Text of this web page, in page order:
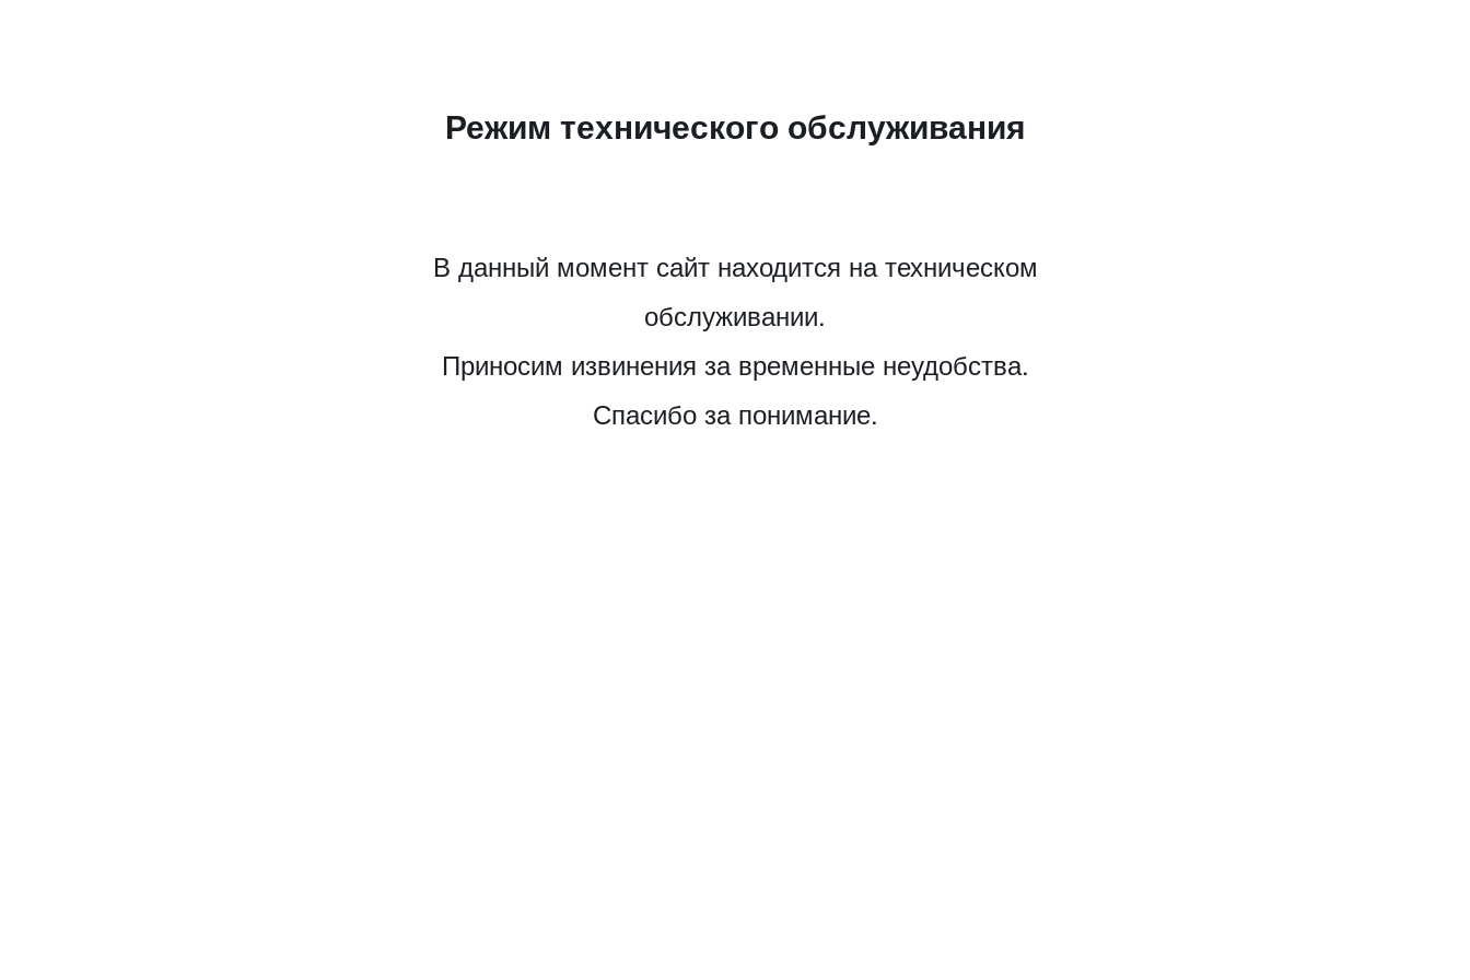
Режим технического обслуживания
В данный момент сайт находится на техническом
обслуживании.
Приносим извинения за временные неудобства.
Спасибо за понимание.